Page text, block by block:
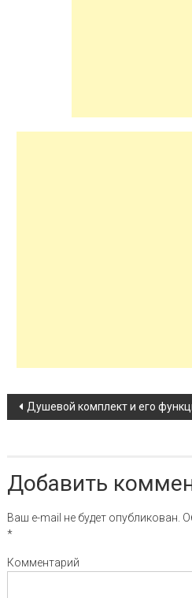
Навигация по
Душевой комплект и его
Добавить
Ваш e-mail не будет опубликован.
*
Комментарий